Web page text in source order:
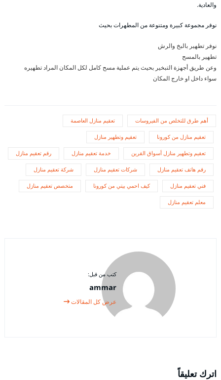
والعادية.
نوفر مجموعة كبيرة ومتنوعة من المطهرات بحيث
نوفر تطهير بالبخ والرش
تطهير بالمسح
وعن طريق أجهزة التبخير بحيث يتم عملية مسح كامل لكل المكان المراد تطهيره
سواء داخل او خارج المكان
أهم طرق للتخلص من الفيروسات تعقيم منازل العاصمة
تعقيم منازل من كورونا تعقيم وتطهير منازل
تعقيم وتطهير منازل أسواق القرين خدمة تعقيم منازل رقم تعقيم منازل
رقم هاتف تعقيم منازل شركات تعقيم منازل شركة تعقيم منازل
فني تعقيم منازل كيف احمي بيتي من كورونا متخصص تعقيم منازل
معلم تعقيم منازل
كتب من قبل:
ammar
عرض كل المقالات
اترك تعليقاً